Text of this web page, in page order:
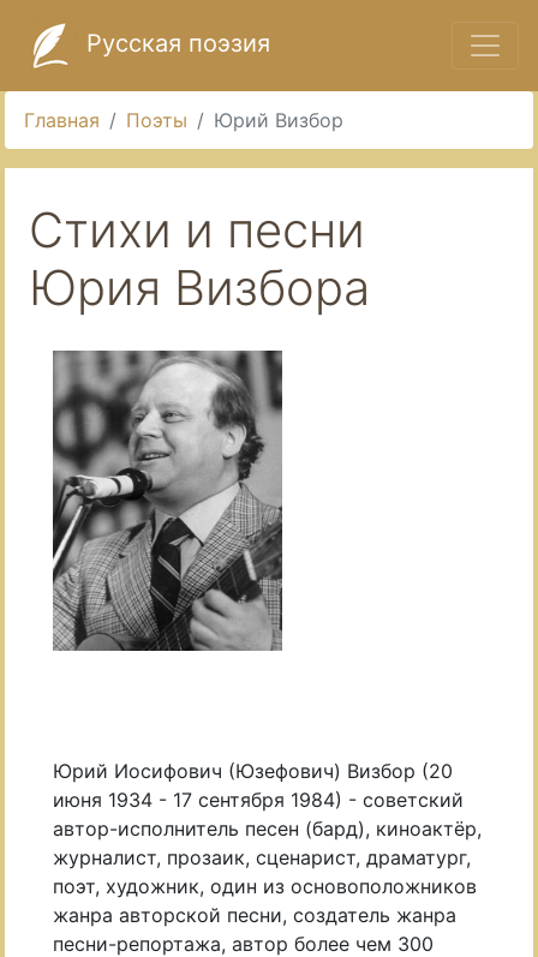
Русская поэзия
Главная Поэты Юрий Визбор
Стихи и песни
Юрия Визбора
Юрий Иосифович (Юзефович) Визбор (20
июня 1934 - 17 сентября 1984) - советский
автор-исполнитель песен (бард), киноактёр,
журналист, прозаик, сценарист, драматург,
поэт, художник, один из основоположников
жанра авторской песни, создатель жанра
песни-репортажа, автор более чем 300